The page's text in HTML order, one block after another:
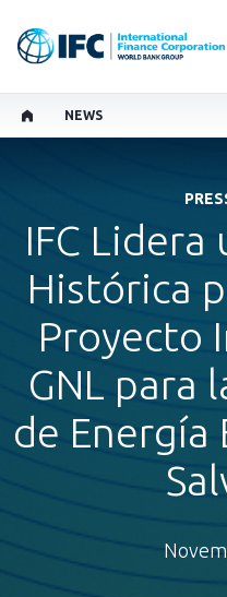
NEWS
IFC Lidera
Histórica
Proyecto
GNL para
de Energía